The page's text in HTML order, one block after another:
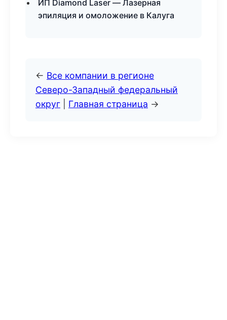
ИП Diamond Laser — Лазерная
эпиляция и омоложение в Калуга
← Все компании в регионе
Северо-Западный федеральный
округ
Главная страница →